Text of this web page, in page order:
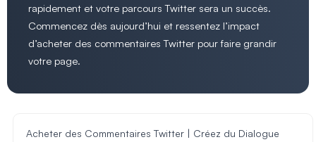
rapidement et votre parcours Twitter sera un succès.
Commencez dès aujourd’hui et ressentez l’impact
d’acheter des commentaires Twitter pour faire grandir
votre page.
Acheter des Commentaires Twitter | Créez du Dialogue